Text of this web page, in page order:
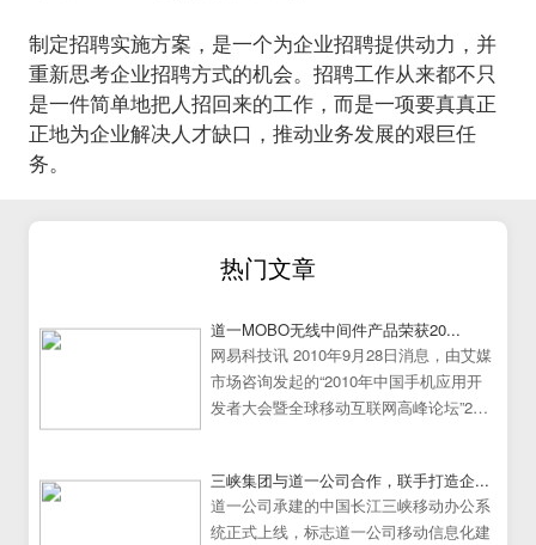
制定招聘实施方案，是一个为企业招聘提供动力，并
重新思考企业招聘方式的机会。招聘工作从来都不只
是一件简单地把人招回来的工作，而是一项要真真正
正地为企业解决人才缺口，推动业务发展的艰巨任
务。
热门文章
道一MOBO无线中间件产品荣获20...
网易科技讯 2010年9月28日消息，由艾媒
市场咨询发起的“2010年中国手机应用开
发者大会暨全球移动互联网高峰论坛”25
三峡集团与道一公司合作，联手打造企...
道一公司承建的中国长江三峡移动办公系
统正式上线，标志道一公司移动信息化建